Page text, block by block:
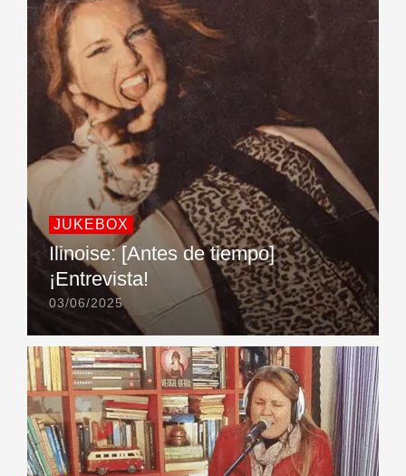
JUKEBOX
Ilinoise: [Antes de tiempo]
¡Entrevista!
03/06/2025